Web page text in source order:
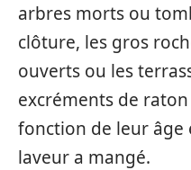
arbres morts ou
clôture, les gros
ouverts ou les
excréments de
fonction de leur âge
laveur a mangé.